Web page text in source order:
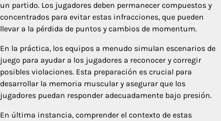
un partido. Los jugadores deben permanecer compuestos y
concentrados para evitar estas infracciones, que pueden
llevar a la pérdida de puntos y cambios de momentum.
En la práctica, los equipos a menudo simulan escenarios de
juego para ayudar a los jugadores a reconocer y corregir
posibles violaciones. Esta preparación es crucial para
desarrollar la memoria muscular y asegurar que los
jugadores puedan responder adecuadamente bajo presión.
En última instancia, comprender el contexto de estas